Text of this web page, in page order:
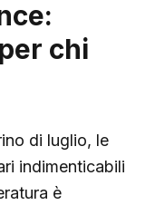
chi
di luglio, le
indimenticabili
è